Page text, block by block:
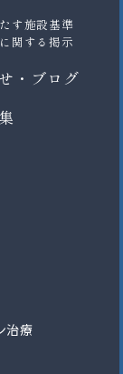
す施設基準
関する掲示
・ブログ
治療